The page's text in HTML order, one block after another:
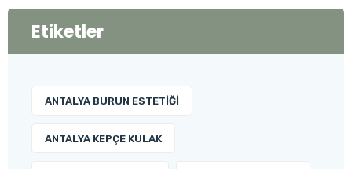
Etiketler
ANTALYA BURUN ESTETIĞI
ANTALYA KEPÇE KULAK